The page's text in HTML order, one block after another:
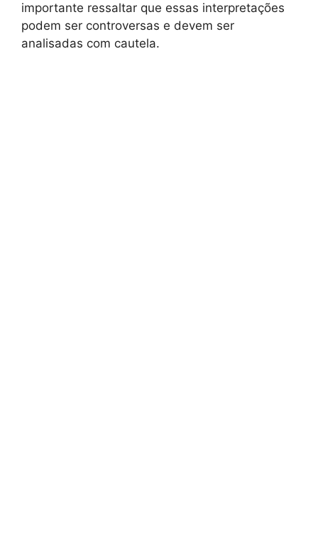
importante ressaltar que essas interpretações
podem ser controversas e devem ser
analisadas com cautela.